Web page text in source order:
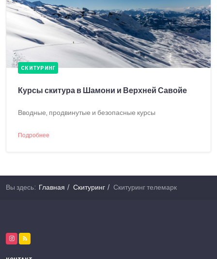
СКИТУРИНГ
Курсы скитура в Шамони и Верхней Савойе
Вводные, продвинутые и безопасные курсы
Подробнее
Вы здесь: Главная Скитуринг Скитуринг телемарк